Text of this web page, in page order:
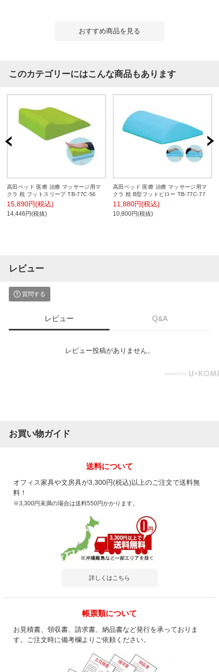
おすすめ商品を見る
このカテゴリーにはこんな商品もあります
高田ベッド 医療 治療 マッサージ用マ
クラ 枕 フットスリープ TB-77C-56
15,890円(税込)
14,446円(税抜)
高田ベッド 医療 治療 マッサージ用マ
クラ 枕 B型フットピロー TB-77C-77
11,880円(税込)
10,800円(税抜)
レビュー
質問する
レビュー Q&A
レビュー投稿がありません。
お買い物ガイド
送料について
オフィス家具や文房具が3,300円(税込)以上のご注文で送料無
料！
※3,300円未満の場合は送料550円かかります。
詳しくはこちら
帳票類について
お見積書、領収書、請求書、納品書など発行を承っておりま
す。ご注文時に備考欄よりご依頼ください。